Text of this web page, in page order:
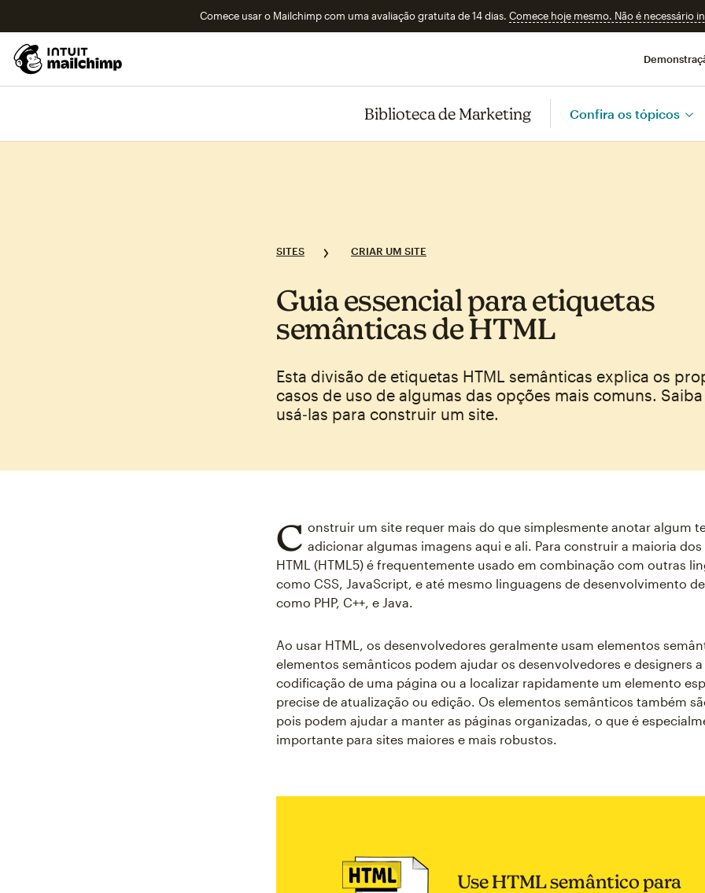
Comece usar o Mailchimp com uma avaliação gratuita de 14 dias. Comece hoje mesmo. Não é necessário
Biblioteca de Marketing Confira os tópicos
SITES CRIAR UM SITE
Guia essencial para etiquetas
semânticas de HTML
Esta divisão de etiquetas HTML semânticas explica os
casos de uso de algumas das opções mais comuns.
usá‑las para construir um site.
C onstruir um site requer mais do que simplesmente anotar algum
adicionar algumas imagens aqui e ali. Para construir a maioria dos
HTML (HTML5) é frequentemente usado em combinação com outras
como CSS, JavaScript, e até mesmo linguagens de desenvolvimento
como PHP, C++, e Java.
Ao usar HTML, os desenvolvedores geralmente usam elementos
elementos semânticos podem ajudar os desenvolvedores e designers
codificação de uma página ou a localizar rapidamente um elemento
precise de atualização ou edição. Os elementos semânticos também
pois podem ajudar a manter as páginas organizadas, o que é
importante para sites maiores e mais robustos.
Use HTML semântico para